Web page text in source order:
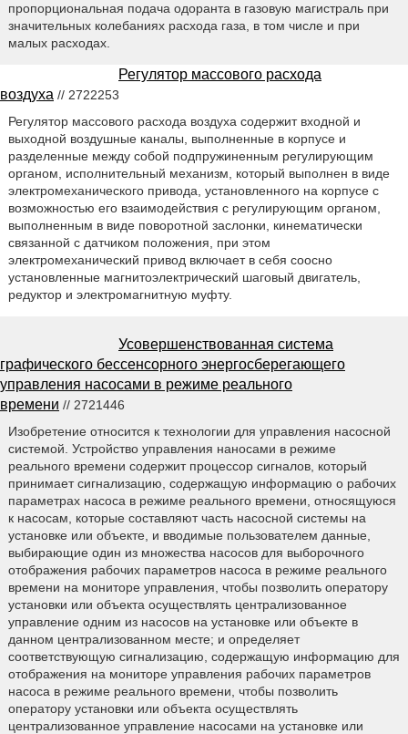
пропорциональная подача одоранта в газовую магистраль при
значительных колебаниях расхода газа, в том числе и при
малых расходах.
Регулятор массового расхода
воздуха // 2722253
Регулятор массового расхода воздуха содержит входной и
выходной воздушные каналы, выполненные в корпусе и
разделенные между собой подпружиненным регулирующим
органом, исполнительный механизм, который выполнен в виде
электромеханического привода, установленного на корпусе с
возможностью его взаимодействия с регулирующим органом,
выполненным в виде поворотной заслонки, кинематически
связанной с датчиком положения, при этом
электромеханический привод включает в себя соосно
установленные магнитоэлектрический шаговый двигатель,
редуктор и электромагнитную муфту.
Усовершенствованная система
графического бессенсорного энергосберегающего
управления насосами в режиме реального
времени // 2721446
Изобретение относится к технологии для управления насосной
системой. Устройство управления наносами в режиме
реального времени содержит процессор сигналов, который
принимает сигнализацию, содержащую информацию о рабочих
параметрах насоса в режиме реального времени, относящуюся
к насосам, которые составляют часть насосной системы на
установке или объекте, и вводимые пользователем данные,
выбирающие один из множества насосов для выборочного
отображения рабочих параметров насоса в режиме реального
времени на мониторе управления, чтобы позволить оператору
установки или объекта осуществлять централизованное
управление одним из насосов на установке или объекте в
данном централизованном месте; и определяет
соответствующую сигнализацию, содержащую информацию для
отображения на мониторе управления рабочих параметров
насоса в режиме реального времени, чтобы позволить
оператору установки или объекта осуществлять
централизованное управление насосами на установке или